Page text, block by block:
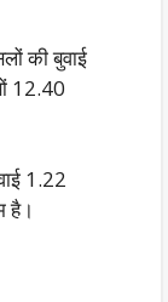
की बुवाई
12.40
1.22
है।